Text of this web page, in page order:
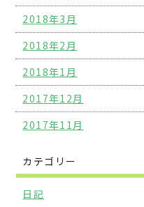
2018年3月
2018年2月
2018年1月
2017年12月
2017年11月
カテゴリー
日記